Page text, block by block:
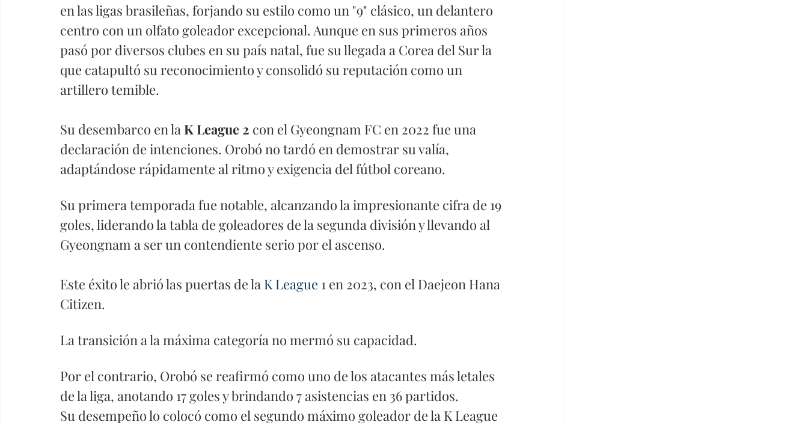
en las ligas brasileñas, forjando su estilo como un "9" clásico, un delantero
centro con un olfato goleador excepcional. Aunque en sus primeros años
pasó por diversos clubes en su país natal, fue su llegada a Corea del Sur la
que catapultó su reconocimiento y consolidó su reputación como un
artillero temible.
Su desembarco en la K League 2 con el Gyeongnam FC en 2022 fue una
declaración de intenciones. Orobó no tardó en demostrar su valía,
adaptándose rápidamente al ritmo y exigencia del fútbol coreano.
Su primera temporada fue notable, alcanzando la impresionante cifra de 19
goles, liderando la tabla de goleadores de la segunda división y llevando al
Gyeongnam a ser un contendiente serio por el ascenso.
Este éxito le abrió las puertas de la K League 1 en 2023, con el Daejeon Hana
Citizen.
La transición a la máxima categoría no mermó su capacidad.
Por el contrario, Orobó se reafirmó como uno de los atacantes más letales
de la liga, anotando 17 goles y brindando 7 asistencias en 36 partidos.
Su desempeño lo colocó como el segundo máximo goleador de la K League